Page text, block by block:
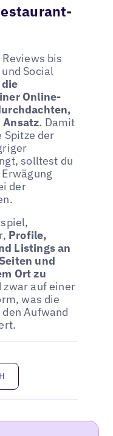
bis
Social
Online-
. Damit
Spitze der
solltest du
der
Profile,
Listings an
und
Ort zu
zwar auf einer
was die
Aufwand